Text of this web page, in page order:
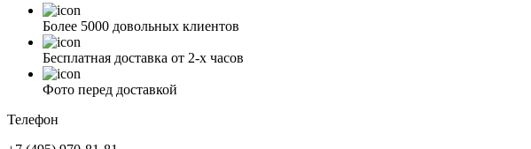
Более 5000 довольных клиентов
Бесплатная доставка от 2-х часов
Фото перед доставкой
Телефон